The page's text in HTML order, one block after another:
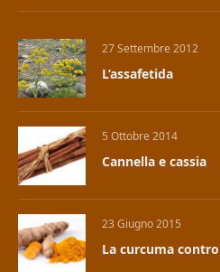
27 Settembre 2012
L’assafetida
5 Ottobre 2014
Cannella e cassia
23 Giugno 2015
La curcuma